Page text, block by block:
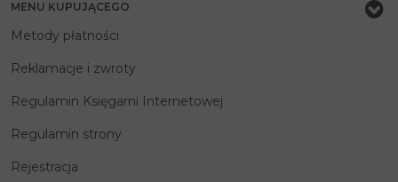
MENU KUPUJĄCEGO
Metody płatności
Reklamacje i zwroty
Regulamin Księgarni Internetowej
Regulamin strony
Rejestracja